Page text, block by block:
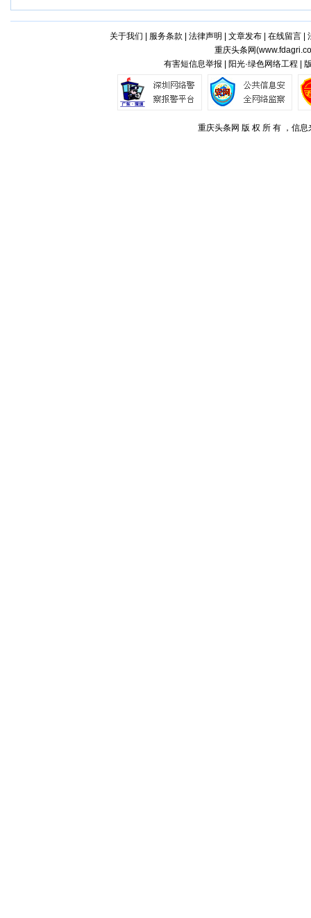
关于我们 服务条款 法律声明 文章发布| 在线留言|
重庆头条网(
有害短信息举报 | 阳光·绿色网络工程 |
重庆头条网 版 权 所 有 ，信